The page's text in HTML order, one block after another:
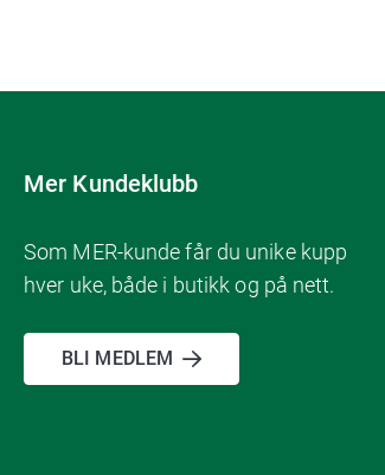
Mer Kundeklubb
Som MER-kunde får du unike kupp
hver uke, både i butikk og på nett.
BLI MEDLEM